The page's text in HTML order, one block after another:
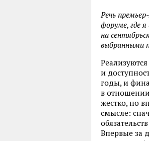
Речь
форуме, где
на
выбранными
и
годы, и
в
жестко, но
смысле:
Впервые за